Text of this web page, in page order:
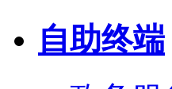
自助终端